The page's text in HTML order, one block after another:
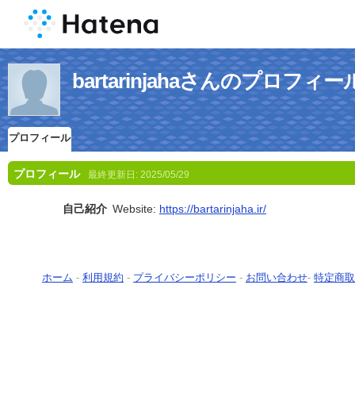
bartarinjahaさんのプロフィー
プロフィール
プロフィール 最終更新日: 2025/05/29
自己紹介 Website: https://bartarinjaha.ir/
ホーム - 利用規約 - プライバシーポリシー - お問い合わせ- 特定商